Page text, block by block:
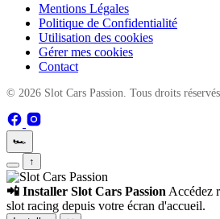
Mentions Légales
Politique de Confidentialité
Utilisation des cookies
Gérer mes cookies
Contact
© 2026 Slot Cars Passion. Tous droits réservés.
🏎️
↑
📲 Installer Slot Cars Passion Accédez
slot racing depuis votre écran d'accueil.